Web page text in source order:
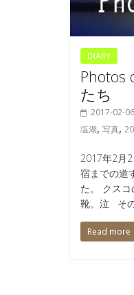
DIARY
Photos
たち
2017-02-06
塩湖, 写真,
2017年2月
宿までの道
た。 クス
靴。泣 そ
Read more